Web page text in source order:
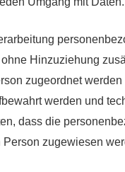
Hinzuziehung
zugeordnet
werden und
dass die
zugewiesen